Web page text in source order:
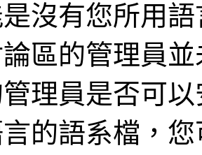
沒有您所用
區的管理員
理員是否可
的語系檔，